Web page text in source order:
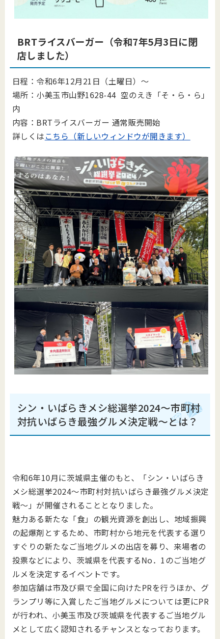
BRTライスバーガー（令和7年5月3日に閉
店しました）
日程：令和6年12月21日（土曜日）～
場所：小美玉市山野1628-44 空のえき「そ・ら・ら」
内
内容：BRTライスバーガー 通常販売開始
詳しくはこちら（新しいウィンドウが開きます）
シン・いばらきメシ総選挙2024～市町村
対抗いばらき最強グルメ決定戦～とは？
令和6年10月に茨城県主催のもと、「シン・いばらき
メシ総選挙2024～市町村対抗いばらき最強グルメ決定
戦～」が開催されることとなりました。
魅力ある新たな「食」の観光資源を創出し、地域振興
の起爆剤とするため、市町村から地元を代表する選り
すぐりの新たなご当地グルメの出店を募り、来場者の
投票などにより、茨城県を代表するNo．1のご当地グ
ルメを決定するイベントです。
参加店舗は市及び県で全国に向けたPRを行うほか、グ
ランプリ等に入賞したご当地グルメについては更にPR
が行われ、小美玉市及び茨城県を代表するご当地グル
メとして広く認知されるチャンスとなっております。